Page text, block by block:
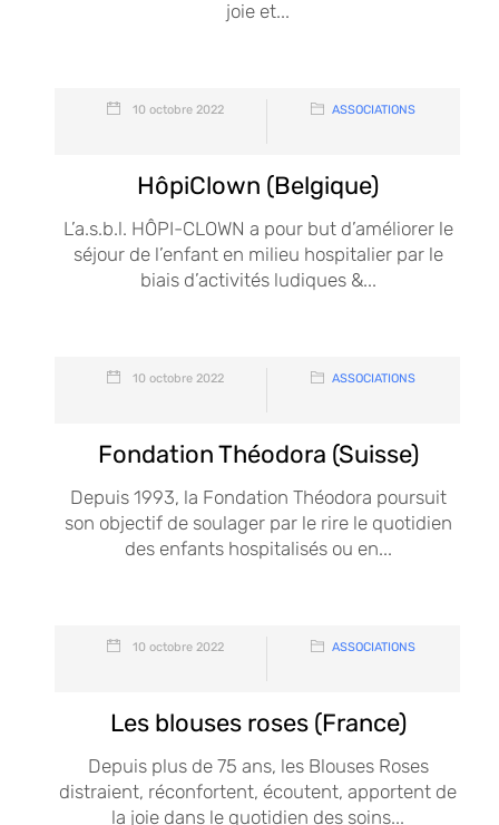
joie et...
10 octobre 2022 ASSOCIATIONS
HôpiClown (Belgique)
L’a.s.b.l. HÔPI-CLOWN a pour but d’améliorer le
séjour de l’enfant en milieu hospitalier par le
biais d’activités ludiques &...
10 octobre 2022 ASSOCIATIONS
Fondation Théodora (Suisse)
Depuis 1993, la Fondation Théodora poursuit
son objectif de soulager par le rire le quotidien
des enfants hospitalisés ou en...
10 octobre 2022 ASSOCIATIONS
Les blouses roses (France)
Depuis plus de 75 ans, les Blouses Roses
distraient, réconfortent, écoutent, apportent de
la joie dans le quotidien des soins...